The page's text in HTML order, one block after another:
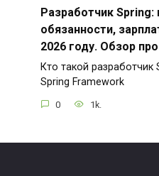
Разработчик Spring:
обязанности,
2026 году. Обзор
Кто такой разработчик
Spring Framework
0 1k.